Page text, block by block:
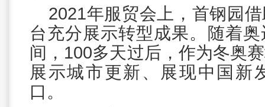
2021年服贸会上，首钢园
台充分展示转型成果。随着
间，100多天过后，作为冬奥
展示城市更新、展现中国新
口。